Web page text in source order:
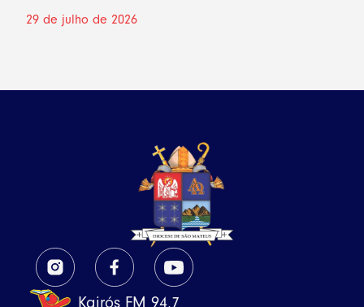
29 de julho de 2026
Kairós FM 94,7